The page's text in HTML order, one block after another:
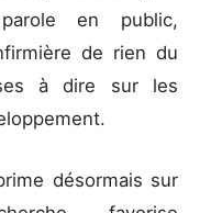
en public,
de rien du
à dire sur les
désormais sur